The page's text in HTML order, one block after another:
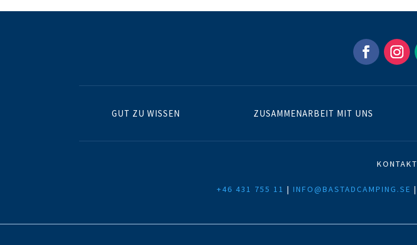
GUT ZU WISSEN ZUSAMMENARBEIT MIT UNS
KONTAKT
+46 431 755 11 | INFO@BASTADCAMPING.SE |